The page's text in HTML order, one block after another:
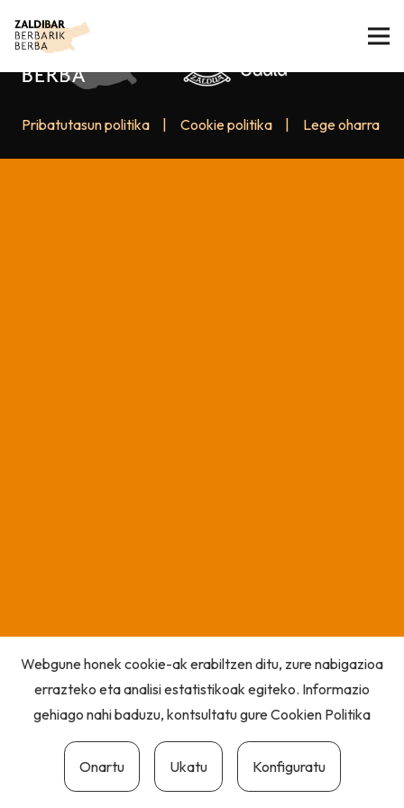
Pribatutasun politika Cookie politika Lege oharra
Webgune honek cookie-ak erabiltzen ditu, zure nabigazioa
errazteko eta analisi estatistikoak egiteko. Informazio
gehiago nahi baduzu, kontsultatu gureCookien Politika
Onartu Ukatu Konfiguratu